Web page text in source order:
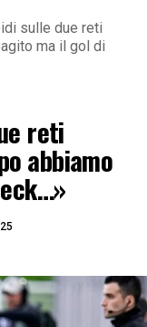
sulle due reti
ma il gol di
reti
abbiamo